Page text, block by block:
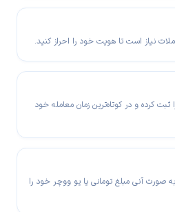
نیاز است تا هویت خود را احراز کنید.
کرده و در کوتاه‌ترین زمان معامله خود
آنی مبلغ تومانی یا یو ووچر خود را